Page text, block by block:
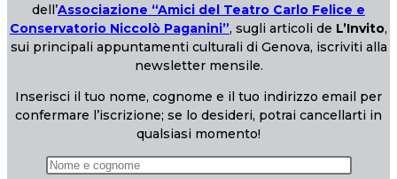
dell’Associazione “Amici del Teatro Carlo Felice e
Conservatorio Niccolò Paganini”, sugli articoli de L’Invito,
sui principali appuntamenti culturali di Genova, iscriviti alla
newsletter mensile.
Inserisci il tuo nome, cognome e il tuo indirizzo email per
confermare l’iscrizione; se lo desideri, potrai cancellarti in
qualsiasi momento!